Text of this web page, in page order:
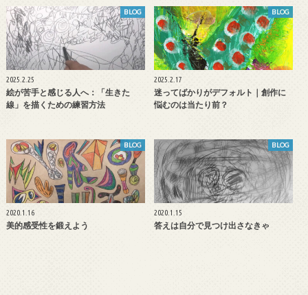
BLOG
2025.2.25
絵が苦手と感じる人へ：「生きた
線」を描くための練習方法
BLOG
2025.2.17
迷ってばかりがデフォルト｜創作に
悩むのは当たり前？
BLOG
2020.1.16
美的感受性を鍛えよう
BLOG
2020.1.15
答えは自分で見つけ出さなきゃ